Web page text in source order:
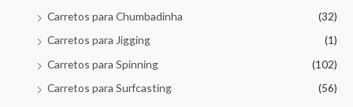
Carretos para Chumbadinha
(32)
Carretos para Jigging
(1)
Carretos para Spinning
(102)
Carretos para Surfcasting
(56)